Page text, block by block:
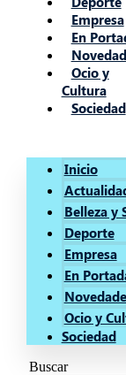
Empresa
En
Ocio y
Cultura
Sociedad
Inicio
Belleza y
Deporte
Empresa
En
Ocio y
Sociedad
Buscar